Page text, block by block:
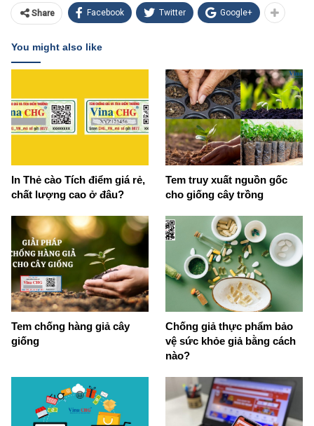
Share Facebook Twitter Google+
You might also like
In Thẻ cào Tích điểm giá rẻ,
chất lượng cao ở đâu?
Tem truy xuất nguồn gốc
cho giống cây trồng
Tem chống hàng giả cây
giống
Chống giả thực phẩm bảo
vệ sức khỏe giả bằng cách
nào?